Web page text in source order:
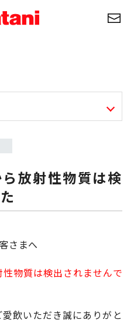
ら放射性物質は検
さまへ
性物質は検出されませんで
飲いただき誠にありがと